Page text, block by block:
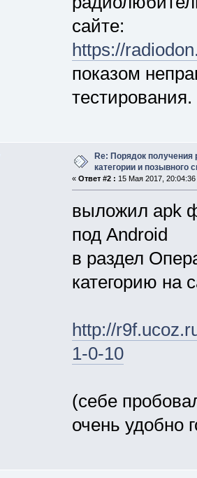
сайте:
https://
показом
тестирования.
Re: Порядок
категории и позывного
« Ответ #2 : 15 Мая 2017, 20:04:36
выложил apk
под Android
в раздел
категорию на
http://
1-0-10
(себе
очень удобно